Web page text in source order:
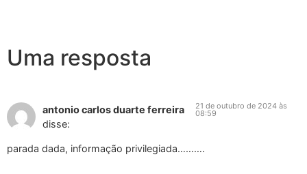
Uma resposta
antonio carlos duarte ferreira
disse:
21 de outubro de 2024 às
08:59
parada dada, informação privilegiada……….